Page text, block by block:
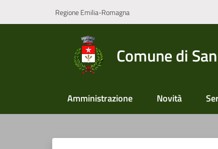
Regione Emilia-Romagna
Comune di
Amministrazione Novità